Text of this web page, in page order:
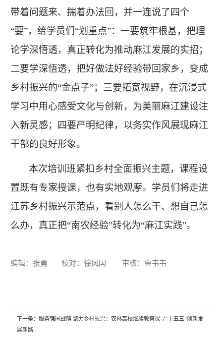
带着问题来、揣着办法回，并一连说了四个
“要”，给学员们“划重点”：一要筑牢根基，把理
论学深悟透，真正转化为推动麻江发展的实招；
二要学深悟透，把好做法好经验带回家乡，变成
乡村振兴的“金点子”；三要拓宽视野，在沉浸式
学习中用心感受文化与创新，为美丽麻江建设注
入新灵感；四要严明纪律，以务实作风展现麻江
干部的良好形象。
本次培训班紧扣乡村全面振兴主题，课程设
置既有专家授课，也有实地观摩。学员们将走进
江苏乡村振兴示范点，看别人怎么干、想自己怎
么办，真正把“南农经验”转化为“麻江实践”。
编辑：张勇 校对：徐风国 审核：鲁韦韦
下一条： 服务强国战略 聚力乡村振兴：农林高校继续教育探寻“十五五”创新发
展新路